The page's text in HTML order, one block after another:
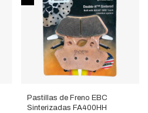
Pastillas de Freno EBC
Sinterizadas FA400HH